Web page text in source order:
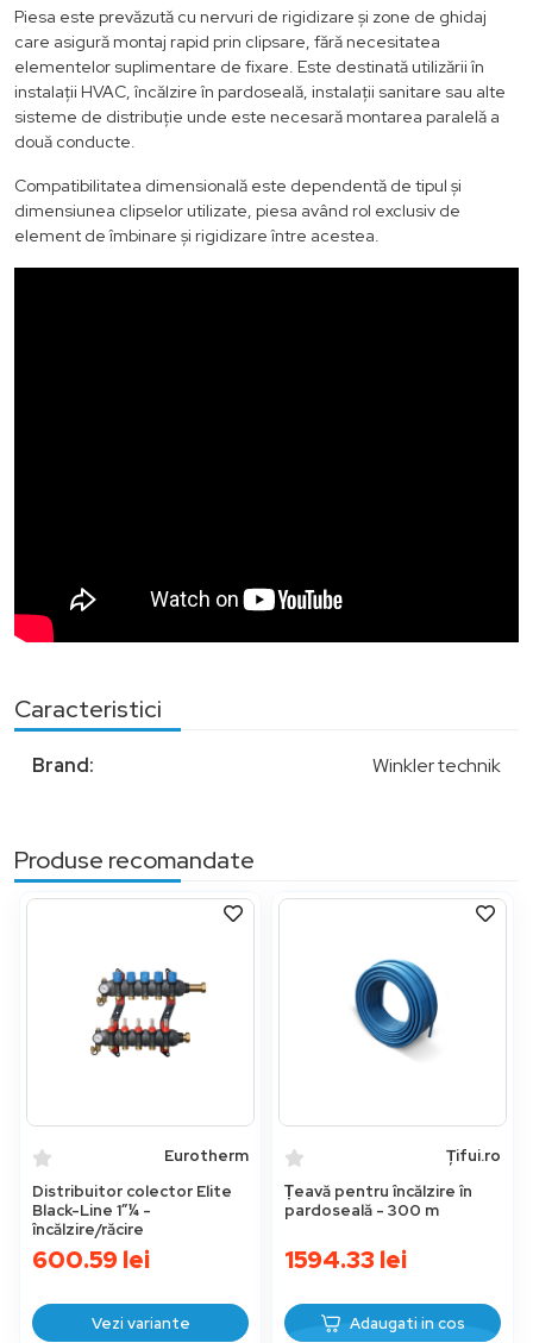
Piesa este prevăzută cu nervuri de rigidizare și zone de ghidaj
care asigură montaj rapid prin clipsare, fără necesitatea
elementelor suplimentare de fixare. Este destinată utilizării în
instalații HVAC, încălzire în pardoseală, instalații sanitare sau alte
sisteme de distribuție unde este necesară montarea paralelă a
două conducte.
Compatibilitatea dimensională este dependentă de tipul și
dimensiunea clipselor utilizate, piesa având rol exclusiv de
element de îmbinare și rigidizare între acestea.
Caracteristici
Brand: Winkler technik
Produse recomandate
Eurotherm
Distribuitor colector Elite
Black-Line 1”¼ -
încălzire/răcire
600.59lei
Vezi variante
Țifui.ro
Ṭeavă pentru încălzire în
pardoseală - 300 m
1594.33lei
Adaugati in cos